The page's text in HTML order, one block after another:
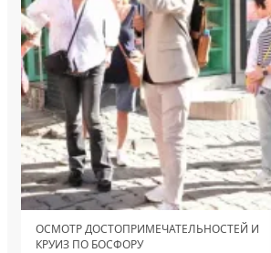
ОСМОТР ДОСТОПРИМЕЧАТЕЛЬНОСТЕЙ И
КРУИЗ ПО БОСФОРУ